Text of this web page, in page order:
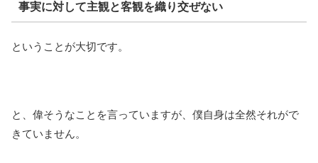
事実に対して主観と客観を織り交ぜない
ということが大切です。
と、偉そうなことを言っていますが、僕自身は全然それがで
きていません。